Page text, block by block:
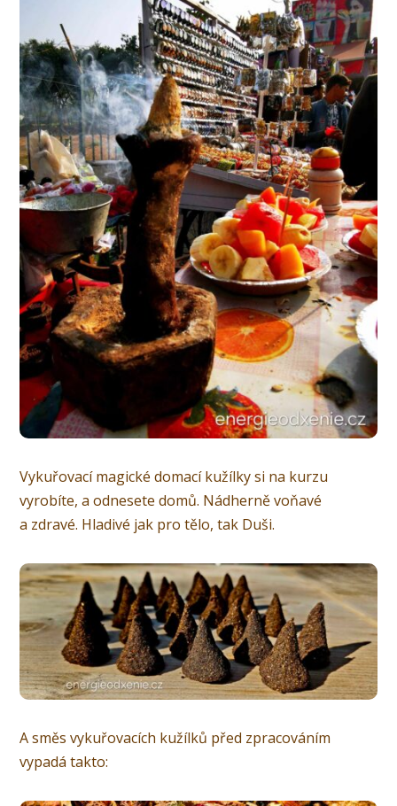
Vykuřovací magické domací kužílky si na kurzu
vyrobíte, a odnesete domů. Nádherně voňavé
a zdravé. Hladivé jak pro tělo, tak Duši.
A směs vykuřovacích kužílků před zpracováním
vypadá takto: